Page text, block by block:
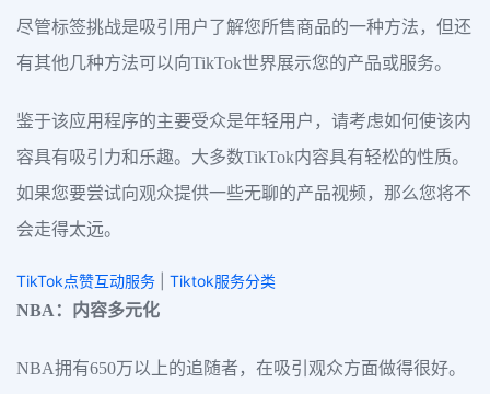
尽管标签挑战是吸引用户了解您所售商品的一种方法，但还
有其他几种方法可以向TikTok世界展示您的产品或服务。
鉴于该应用程序的主要受众是年轻用户，请考虑如何使该内
容具有吸引力和乐趣。大多数TikTok内容具有轻松的性质。
如果您要尝试向观众提供一些无聊的产品视频，那么您将不
会走得太远。
TikTok点赞互动服务
Tiktok服务分类
NBA：内容多元化
NBA拥有650万以上的追随者，在吸引观众方面做得很好。